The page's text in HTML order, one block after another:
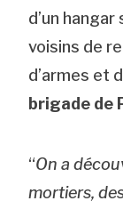
d’un
voisins de
d’armes et
brigade de
“On a
mortiers,